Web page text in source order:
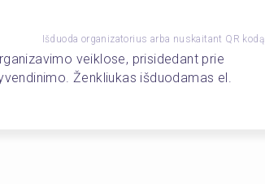
Išduoda organizatorius arba nuskaitant QR kodą
veiklose, prisidedant prie
Ženkliukas išduodamas el.